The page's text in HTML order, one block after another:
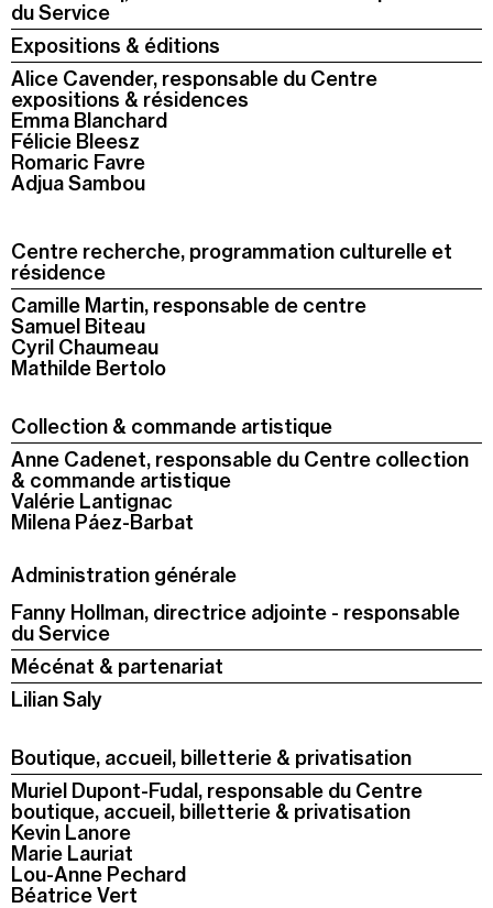
Voir tous les événements
du Service
Expositions & éditions
Alice Cavender, responsable du Centre
expositions & résidences
Emma Blanchard
Félicie Bleesz
Romaric Favre
Adjua Sambou
Centre recherche, programmation culturelle et
résidence
Camille Martin, responsable de centre
Samuel Biteau
Cyril Chaumeau
Mathilde Bertolo
Collection & commande artistique
Anne Cadenet, responsable du Centre collection
& commande artistique
Valérie Lantignac
Milena Páez-Barbat
Administration générale
Fanny Hollman, directrice adjointe - responsable
du Service
Mécénat & partenariat
Lilian Saly
Boutique, accueil, billetterie & privatisation
Muriel Dupont-Fudal, responsable du Centre
boutique, accueil, billetterie & privatisation
Kevin Lanore
Marie Lauriat
Lou-Anne Pechard
Béatrice Vert